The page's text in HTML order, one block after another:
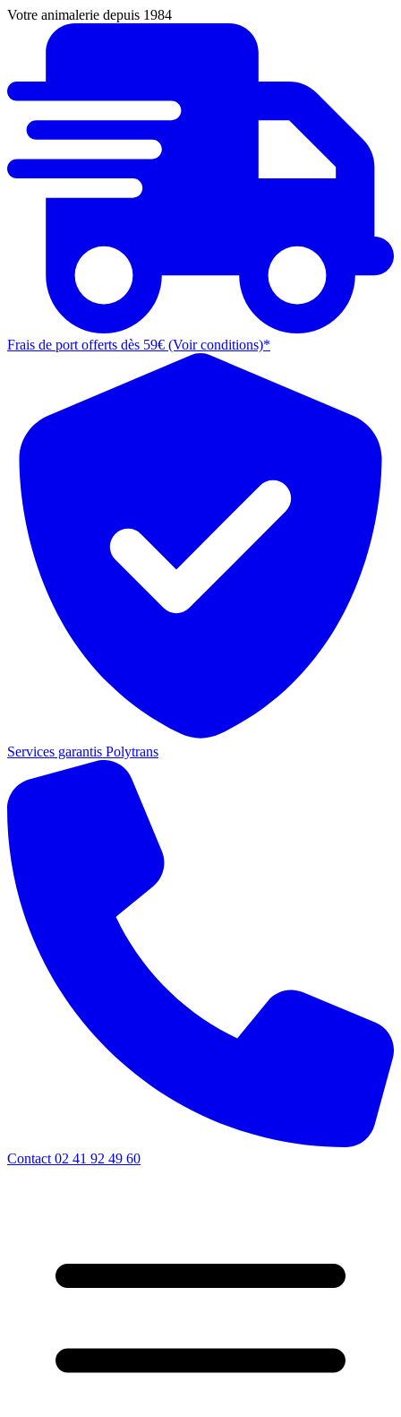
Votre animalerie depuis 1984
Frais de port offerts dès 59€ (Voir conditions)*
Services garantis Polytrans
Contact 02 41 92 49 60